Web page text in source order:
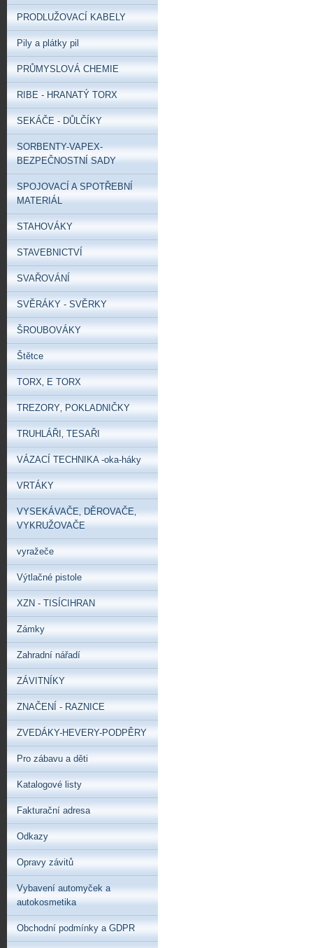
PRODLUŽOVACÍ KABELY
Pily a plátky pil
PRŮMYSLOVÁ CHEMIE
RIBE - HRANATÝ TORX
SEKÁČE - DŮLČÍKY
SORBENTY-VAPEX-
BEZPEČNOSTNÍ SADY
SPOJOVACÍ A SPOTŘEBNÍ
MATERIÁL
STAHOVÁKY
STAVEBNICTVÍ
SVAŘOVÁNÍ
SVĚRÁKY - SVĚRKY
ŠROUBOVÁKY
Štětce
TORX‚ E TORX
TREZORY‚ POKLADNIČKY
TRUHLÁŘI‚ TESAŘI
VÁZACÍ TECHNIKA -oka-háky
VRTÁKY
VYSEKÁVAČE‚ DĚROVAČE‚
VYKRUŽOVAČE
vyražeče
Výtlačné pistole
XZN - TISÍCIHRAN
Zámky
Zahradní nářadí
ZÁVITNÍKY
ZNAČENÍ - RAZNICE
ZVEDÁKY-HEVERY-PODPĚRY
Pro zábavu a děti
Katalogové listy
Fakturační adresa
Odkazy
Opravy závitů
Vybavení automyček a
autokosmetika
Obchodní podmínky a GDPR